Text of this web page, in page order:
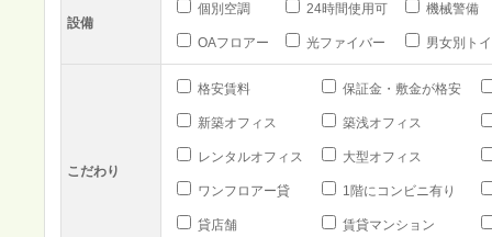
設備
個別空調 24時間使用可 機械警備
OAフロアー 光ファイバー 男女別ト
こだわり
格安賃料 保証金・敷金が格安
新築オフィス 築浅オフィス
レンタルオフィス 大型オフィス
ワンフロアー貸 1階にコンビニ有り
貸店舗 賃貸マンション